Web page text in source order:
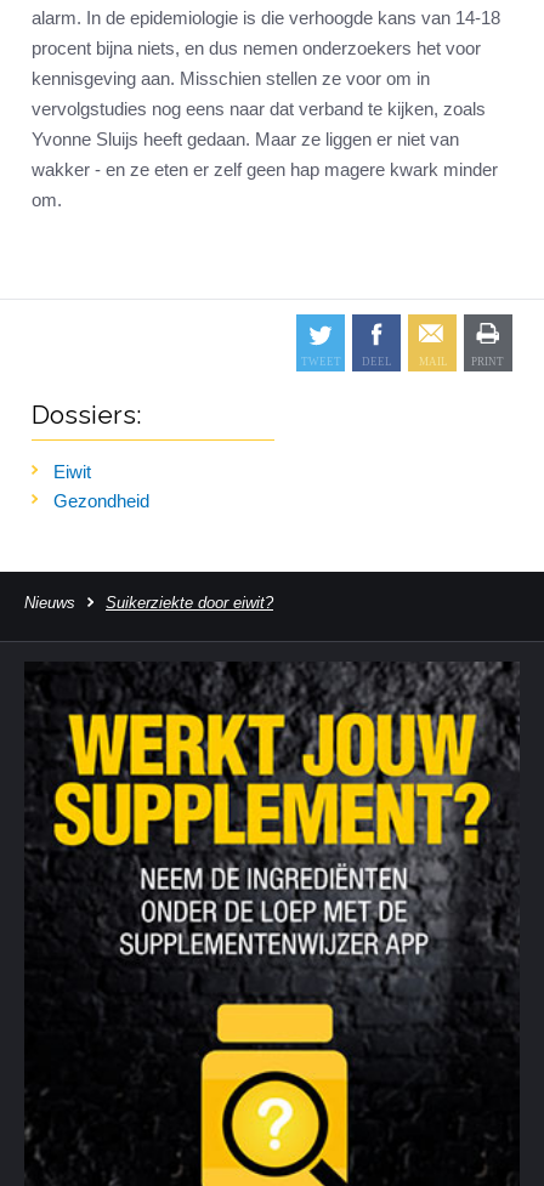
alarm. In de epidemiologie is die verhoogde kans van 14-18
procent bijna niets, en dus nemen onderzoekers het voor
kennisgeving aan. Misschien stellen ze voor om in
vervolgstudies nog eens naar dat verband te kijken, zoals
Yvonne Sluijs heeft gedaan. Maar ze liggen er niet van
wakker - en ze eten er zelf geen hap magere kwark minder
om.
Dossiers:
Eiwit
Gezondheid
Nieuws Suikerziekte door eiwit?